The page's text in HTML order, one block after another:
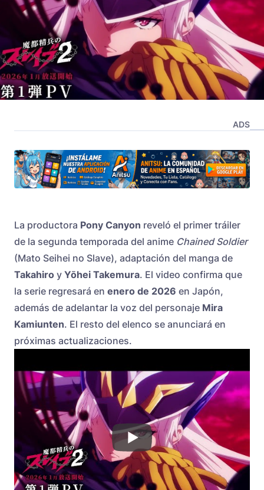
ADS
La productora Pony Canyon reveló el primer tráiler
de la segunda temporada del anime Chained Soldier
(Mato Seihei no Slave), adaptación del manga de
Takahiro y Yōhei Takemura. El video confirma que
la serie regresará en enero de 2026 en Japón,
además de adelantar la voz del personaje Mira
Kamiunten. El resto del elenco se anunciará en
próximas actualizaciones.